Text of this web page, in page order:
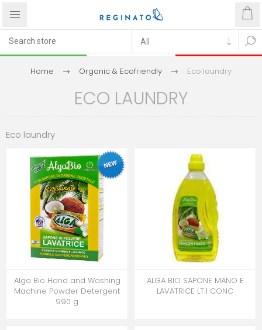
Home Organic & Ecofriendly Eco laundry
ECO LAUNDRY
Eco laundry
Alga Bio Hand and Washing
Machine Powder Detergent
990 g
ALGA BIO SAPONE MANO E
LAVATRICE LT.1 CONC